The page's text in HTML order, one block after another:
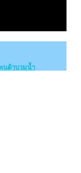
นด้าบวมน้ำ